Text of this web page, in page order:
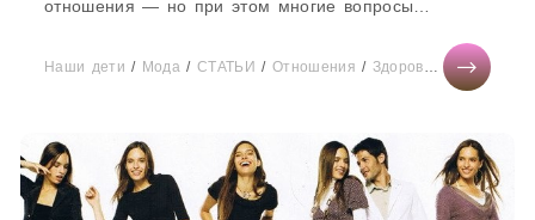
отношения — но при этом многие вопросы
Наши дети / Мода /СТАТЬИ / Отношения / Здоровье /Диеты